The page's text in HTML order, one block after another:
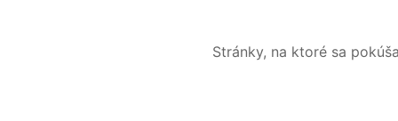
Stránky, na ktoré sa